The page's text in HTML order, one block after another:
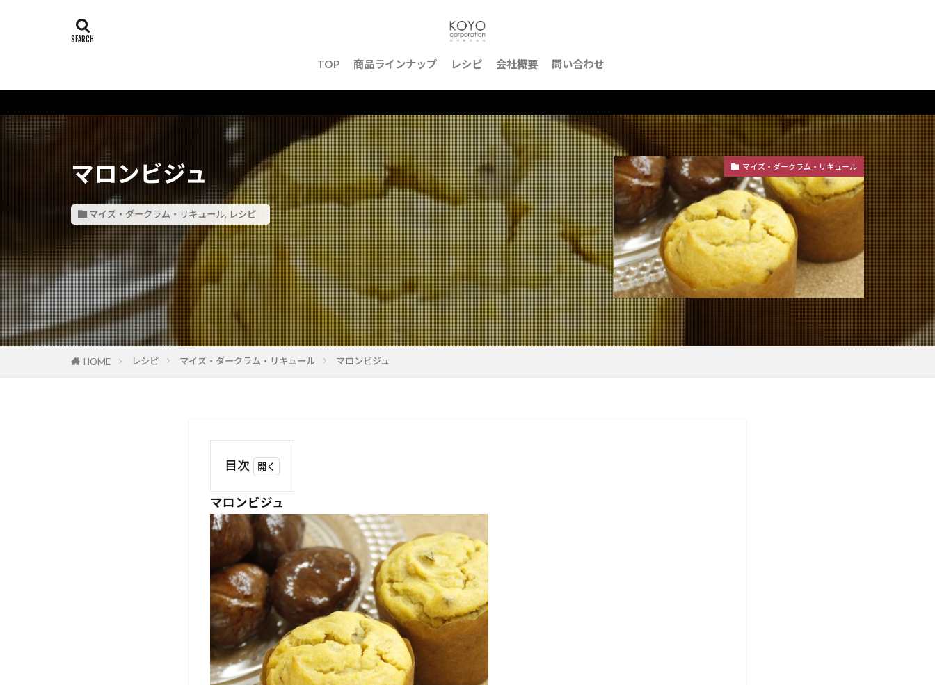
TOP 商品ラインナップ レシピ 会社概要 問い合わせ
マロンビジュ
マイズ・ダークラム・リキュール, レシピ
マイズ・ダークラム・リキュール
HOME レシピ マイズ・ダークラム・リキュール マロンビジュ
目次
マ
ロ
ン
ビ
ジ
ュ
1.1
材料
（１
２０
個
マロンビジュ